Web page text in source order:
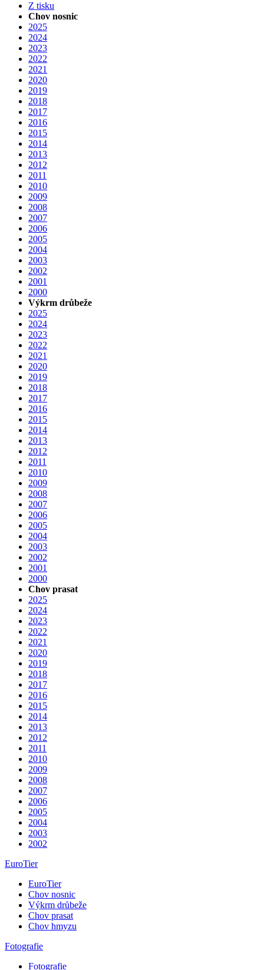
Z tisku
Chov nosnic
2025
2024
2023
2022
2021
2020
2019
2018
2017
2016
2015
2014
2013
2012
2011
2010
2009
2008
2007
2006
2005
2004
2003
2002
2001
2000
Výkrm drůbeže
2025
2024
2023
2022
2021
2020
2019
2018
2017
2016
2015
2014
2013
2012
2011
2010
2009
2008
2007
2006
2005
2004
2003
2002
2001
2000
Chov prasat
2025
2024
2023
2022
2021
2020
2019
2018
2017
2016
2015
2014
2013
2012
2011
2010
2009
2008
2007
2006
2005
2004
2003
2002
EuroTier
EuroTier
Chov nosnic
Výkrm drůbeže
Chov prasat
Chov hmyzu
Fotografie
Fotografie